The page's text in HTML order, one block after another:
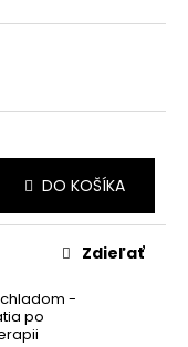
DO KOŠÍKA
-
po
Zdieľať